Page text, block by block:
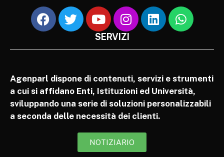
SERVIZI
Agenparl dispone di contenuti, servizi e strumenti
a cui si affidano Enti, Istituzioni ed Università,
sviluppando una serie di soluzioni personalizzabili
a seconda delle necessità dei clienti.
NOTIZIARIO